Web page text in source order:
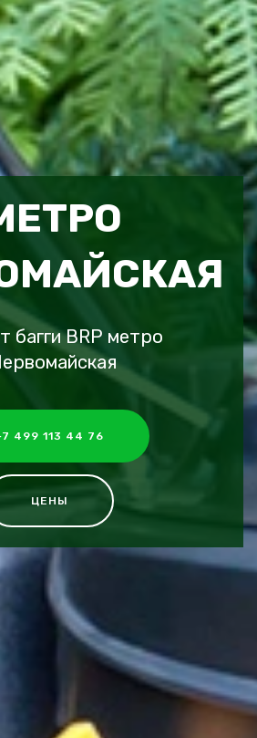
багги BRP метро
499 113 44 76
ЦЕНЫ